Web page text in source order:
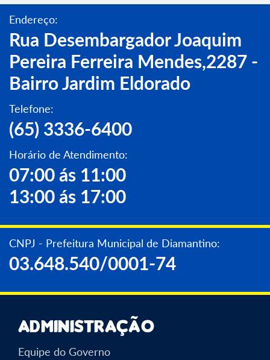
Endereço:
Rua Desembargador Joaquim
Pereira Ferreira Mendes,2287 -
Bairro Jardim Eldorado
Telefone:
(65) 3336-6400
Horário de Atendimento:
07:00 ás 11:00
13:00 ás 17:00
CNPJ - Prefeitura Municipal de Diamantino:
03.648.540/0001-74
Administração
Equipe do Governo